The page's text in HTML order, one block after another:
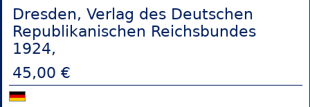
Dresden, Verlag des Deutschen
Republikanischen Reichsbundes
1924,
45,00 €